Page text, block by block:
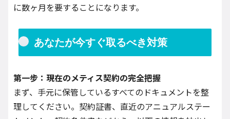
に数ヶ月を要することになります。
あなたが今すぐ取るべき対策
第一步：現在のメティス契約の完全把握
まず、手元に保管しているすべてのドキュメントを整
理してください。契約証書、直近のアニュアルステー